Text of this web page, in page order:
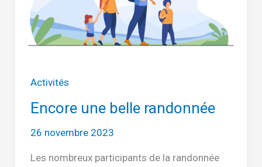
Activités
Encore une belle randonnée
26 novembre 2023
Les nombreux participants de la randonnée